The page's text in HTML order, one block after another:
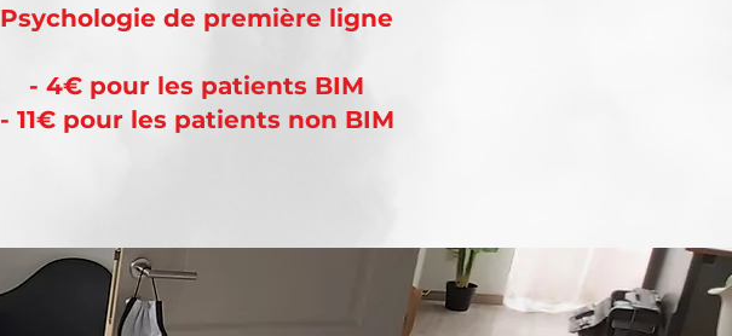
Psychologie de première ligne
- 4€ pour les patients BIM
- 11€ pour les patients non BIM